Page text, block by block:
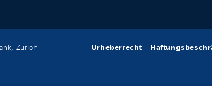
Zürich
Urheberrecht